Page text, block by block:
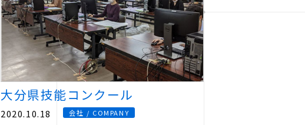
大分県技能コンクール
2020.10.18 会社 / COMPANY